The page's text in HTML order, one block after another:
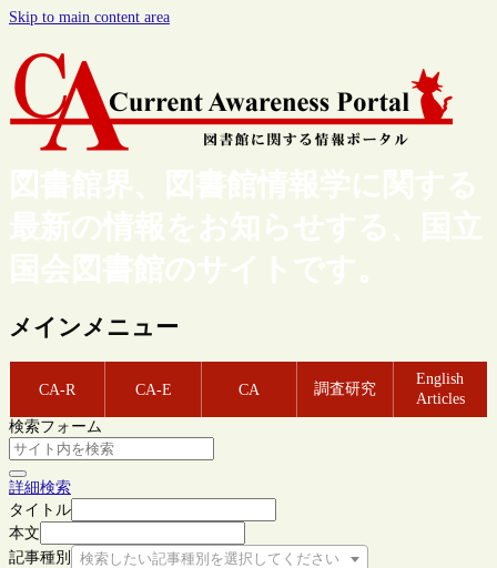
Skip to main content area
図書館界、図書館情報学に関する
最新の情報をお知らせする、国立
国会図書館のサイトです。
メインメニュー
CA-R CA-E CA 調査研究
English
Articles
検索フォーム
詳細検索
タイトル
本文
記事種別
検索したい記事種別を選択してください